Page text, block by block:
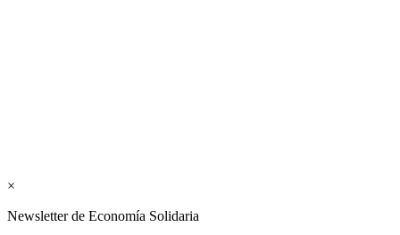
×
Newsletter de Economía Solidaria